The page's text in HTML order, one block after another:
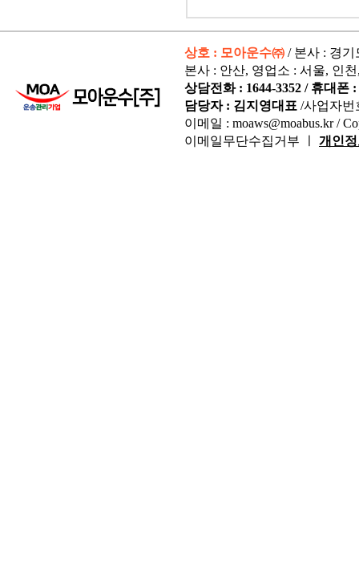
상호 : 모아운수㈜ / 본사 : 경기
본사 : 안산, 영업소 : 서울, 인
상담전화 : 1644-3352 / 휴대폰
담당자 : 김지영대표 /사업자번
이메일 : moaws@moabus.kr /
이메일무단수집거부 ㅣ 개인